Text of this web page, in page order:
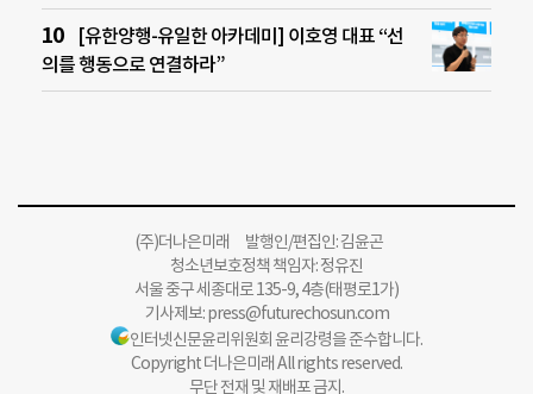
[유한양행-유일한 아카데미] 이호영 대표 “선
의를 행동으로 연결하라”
(주)더나은미래 발행인/편집인: 김윤곤
청소년보호정책 책임자: 정유진
서울 중구 세종대로 135-9, 4층(태평로1가)
기사제보:press@futurechosun.com
인터넷신문윤리위원회 윤리강령을 준수합니다.
Copyright 더나은미래 All rights reserved.
무단 전재 및 재배포 금지.